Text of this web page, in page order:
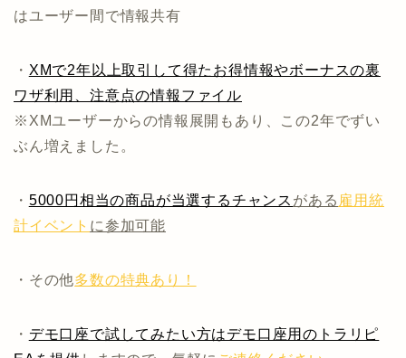
はユーザー間で情報共有
・ XMで2年以上取引して得たお得情報やボーナスの裏
ワザ利用、注意点の情報ファイル
※XMユーザーからの情報展開もあり、この2年でずい
ぶん増えました。
・ 5000円相当の商品が当選するチャンス がある 雇用統
計イベント に参加可能
・その他多数の特典あり！
・ デモ口座で試してみたい方はデモ口座用のトラリピ